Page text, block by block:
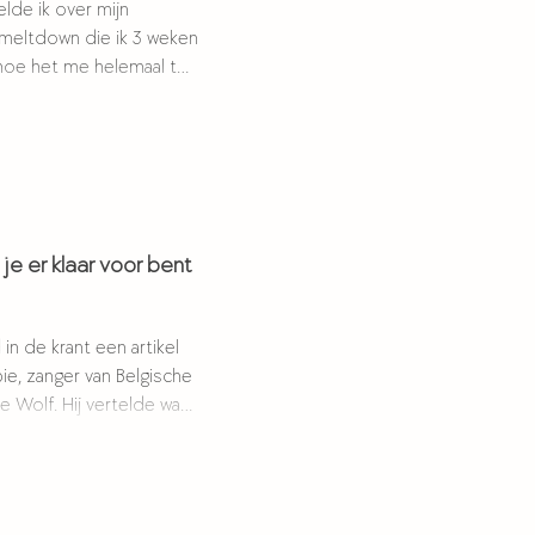
jongere begeleidde:
ik over mijn
die ik 3 weken
tot
er klaar voor bent
de krant een artikel
zanger van Belgische
Wolf. Hij vertelde wat